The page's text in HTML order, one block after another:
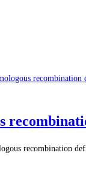
recombination